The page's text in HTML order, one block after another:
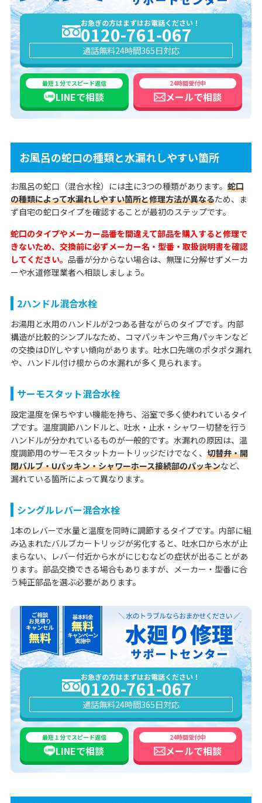
お急ぎの方はまずはお電話ください！
0120-761-067
通話無料24時間365日対応
最短１分でスピード返信
LINEで相談
24時間受付中
メールで相談
お風呂の蛇口の種類と水漏れしやすい箇所
お風呂の蛇口（混合水栓）には主に3つの種類があります。 蛇口
の種類によって水漏れしやすい箇所と修理方法が異なるため、ま
ず自宅の蛇口タイプを確認することが最初のステップです。
蛇口のタイプやメーカー品番を間違えて部品を購入すると修理で
きないため、交換前に必ずメーカー名・型番・取扱説明書を確認
してください。 品番が分からない場合は、無理に分解せずメーカ
ーや水道修理業者へ相談しましょう。
2ハンドル混合水栓
お湯用と水用のハンドルが2つある昔ながらのタイプです。内部
構造が比較的シンプルなため、コマパッキンや三角パッキンなど
の交換はDIYしやすい傾向があります。吐水口先端のポタポタ漏れ
や、ハンドル付け根からの水漏れが多く見られます。
サーモスタット混合水栓
設定温度を保ちやすい機能を持ち、浴室で多く使われているタイ
プです。温度調節ハンドルと、吐水・止水・シャワー切替を行う
ハンドルが分かれているものが一般的です。水漏れの原因は、温
度調節用のサーモスタットカートリッジだけでなく、 切替弁・開
閉バルブ・Uパッキン・シャワーホース接続部のパッキンなど、
漏れている箇所によって異なります。
シングルレバー混合水栓
1本のレバーで水量と温度を同時に調節するタイプです。内部に組
み込まれたバルブカートリッジが劣化すると、吐水口から水が止
まらない、レバー付近から水がにじむなどの症状が出ることがあ
ります。部品交換できる場合もありますが、メーカー・型番に合
う純正部品を選ぶ必要があります。
お急ぎの方はまずはお電話ください！
0120-761-067
通話無料24時間365日対応
最短１分でスピード返信
LINEで相談
24時間受付中
メールで相談